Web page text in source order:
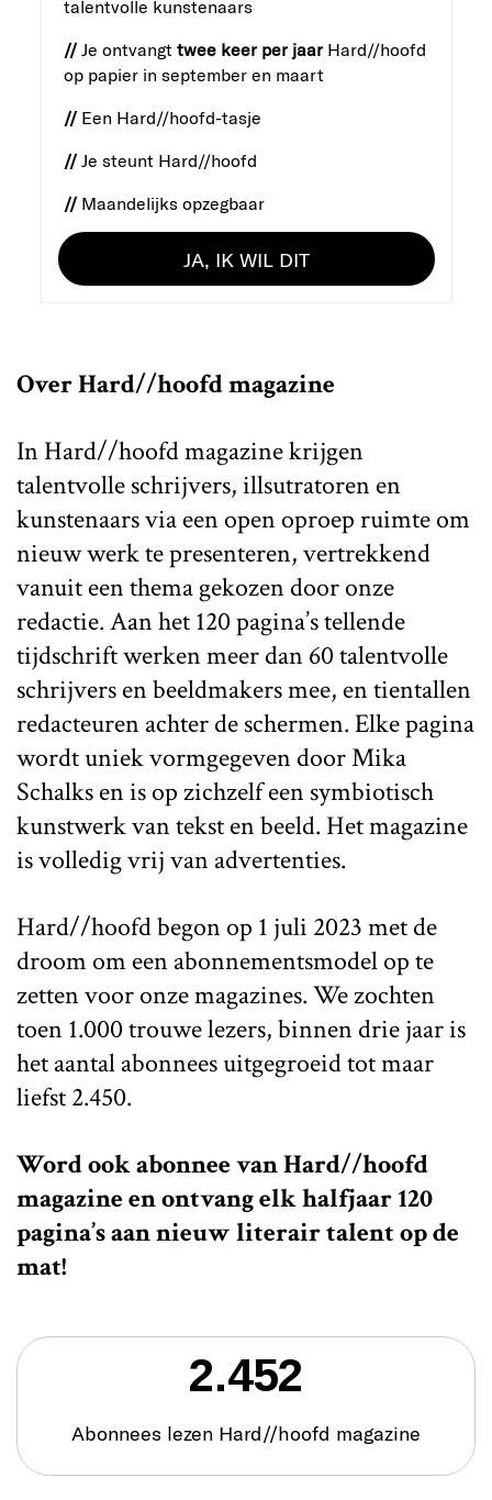
talentvolle kunstenaars
//Je ontvangttwee keer per jaarHard//hoofd
op papier in september en maart
//Een Hard//hoofd-tasje
//Je steunt Hard//hoofd
// Maandelijks opzegbaar
JA, IK WIL DIT
Over Hard//hoofd magazine
InHard//hoofdmagazine krijgen
talentvolle schrijvers, illsutratoren en
kunstenaars via een open oproep ruimte om
nieuw werk te presenteren, vertrekkend
vanuit een thema gekozen door onze
redactie. Aan het 120 pagina’s tellende
tijdschrift werken meer dan 60 talentvolle
schrijvers en beeldmakers mee, en tientallen
redacteuren achter de schermen. Elke pagina
wordt uniek vormgegeven door Mika
Schalks en is op zichzelf een symbiotisch
kunstwerk van tekst en beeld. Het magazine
is volledig vrij van advertenties.
Hard//hoofdbegon op 1 juli 2023 met de
droom om een abonnementsmodel op te
zetten voor onze magazines. We zochten
toen 1.000 trouwe lezers, binnen drie jaar is
het aantal abonnees uitgegroeid tot maar
liefst 2.450.
Word ook abonnee van Hard//hoofd
magazine en ontvang elk halfjaar 120
pagina’s aan nieuw literair talent op de
mat!
2.452
Abonnees lezen Hard//hoofd magazine